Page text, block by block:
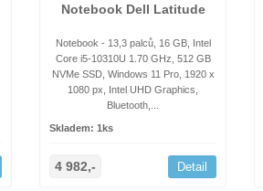
Notebook Dell Latitude
Notebook - 13,3 palců, 16 GB, Intel
Core i5-10310U 1.70 GHz, 512 GB
NVMe SSD, Windows 11 Pro, 1920 x
1080 px, Intel UHD Graphics,
Bluetooth,...
Skladem: 1ks
4 982,- Detail